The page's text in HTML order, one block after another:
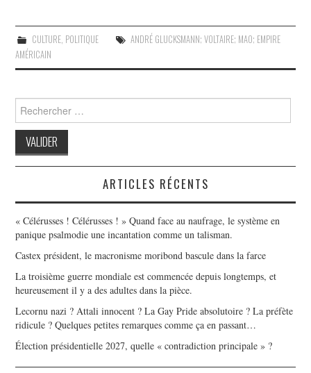
CULTURE, POLITIQUE
ANDRÉ GLUCKSMANN; VOLTAIRE; MAO; EMPIRE
AMÉRICAIN
Search
for:
ARTICLES RÉCENTS
« Célérusses ! Célérusses ! » Quand face au naufrage, le système en
panique psalmodie une incantation comme un talisman.
Castex président, le macronisme moribond bascule dans la farce
La troisième guerre mondiale est commencée depuis longtemps, et
heureusement il y a des adultes dans la pièce.
Lecornu nazi ? Attali innocent ? La Gay Pride absolutoire ? La préfète
ridicule ? Quelques petites remarques comme ça en passant…
Élection présidentielle 2027, quelle « contradiction principale » ?